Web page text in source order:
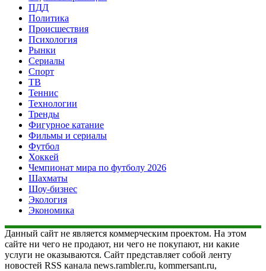
ПДД
Политика
Происшествия
Психология
Рынки
Сериалы
Спорт
ТВ
Теннис
Технологии
Тренды
Фигурное катание
Фильмы и сериалы
Футбол
Хоккей
Чемпионат мира по футболу 2026
Шахматы
Шоу-бизнес
Экология
Экономика
Данный сайт не является коммерческим проектом. На этом
сайте ни чего не продают, ни чего не покупают, ни какие
услуги не оказываются. Сайт представляет собой ленту
новостей RSS канала news.rambler.ru, kommersant.ru,